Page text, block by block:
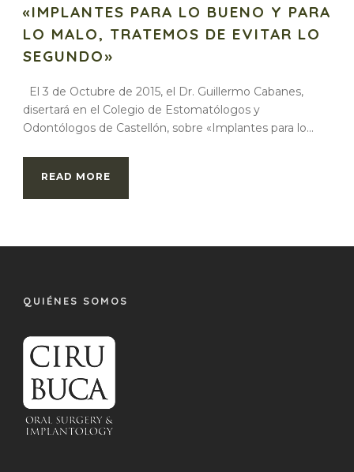
«IMPLANTES PARA LO BUENO Y PARA
LO MALO, TRATEMOS DE EVITAR LO
SEGUNDO»
El 3 de Octubre de 2015, el Dr. Guillermo Cabanes,
disertará en el Colegio de Estomatólogos y
Odontólogos de Castellón, sobre «Implantes para lo...
READ MORE
QUIÉNES SOMOS